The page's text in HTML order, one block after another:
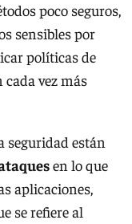
poco seguros,
sensibles por
políticas de
vez más
seguridad están
en lo que
aplicaciones,
se refiere al